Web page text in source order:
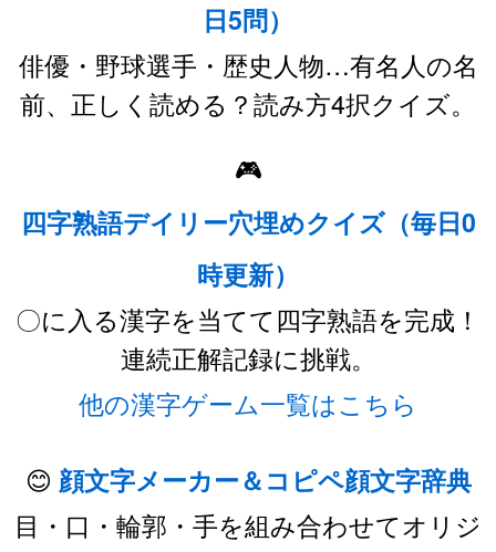
日5問）
俳優・野球選手・歴史人物…有名人の名
前、正しく読める？読み方4択クイズ。
🎮
四字熟語デイリー穴埋めクイズ（毎日0
時更新）
〇に入る漢字を当てて四字熟語を完成！
連続正解記録に挑戦。
他の漢字ゲーム一覧はこちら
😊 顔文字メーカー＆コピペ顔文字辞典
目・口・輪郭・手を組み合わせてオリジ